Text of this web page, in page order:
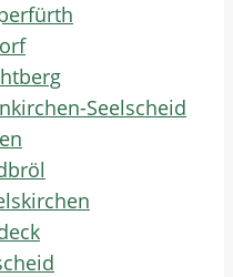
Seelscheid